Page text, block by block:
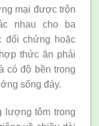
mại được trộn
nhau cho ba
đối chứng hoặc
thức ăn phải
có độ bền trong
sống đáy.
lượng tôm trong